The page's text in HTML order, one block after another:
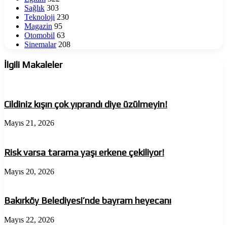
Sağlık 303
Teknoloji 230
Magazin 95
Otomobil 63
Sinemalar 208
İlgili Makaleler
Cildiniz kışın çok yıprandı diye üzülmeyin!
Mayıs 21, 2026
Risk varsa tarama yaşı erkene çekiliyor!
Mayıs 20, 2026
Bakırköy Belediyesi’nde bayram heyecanı
Mayıs 22, 2026